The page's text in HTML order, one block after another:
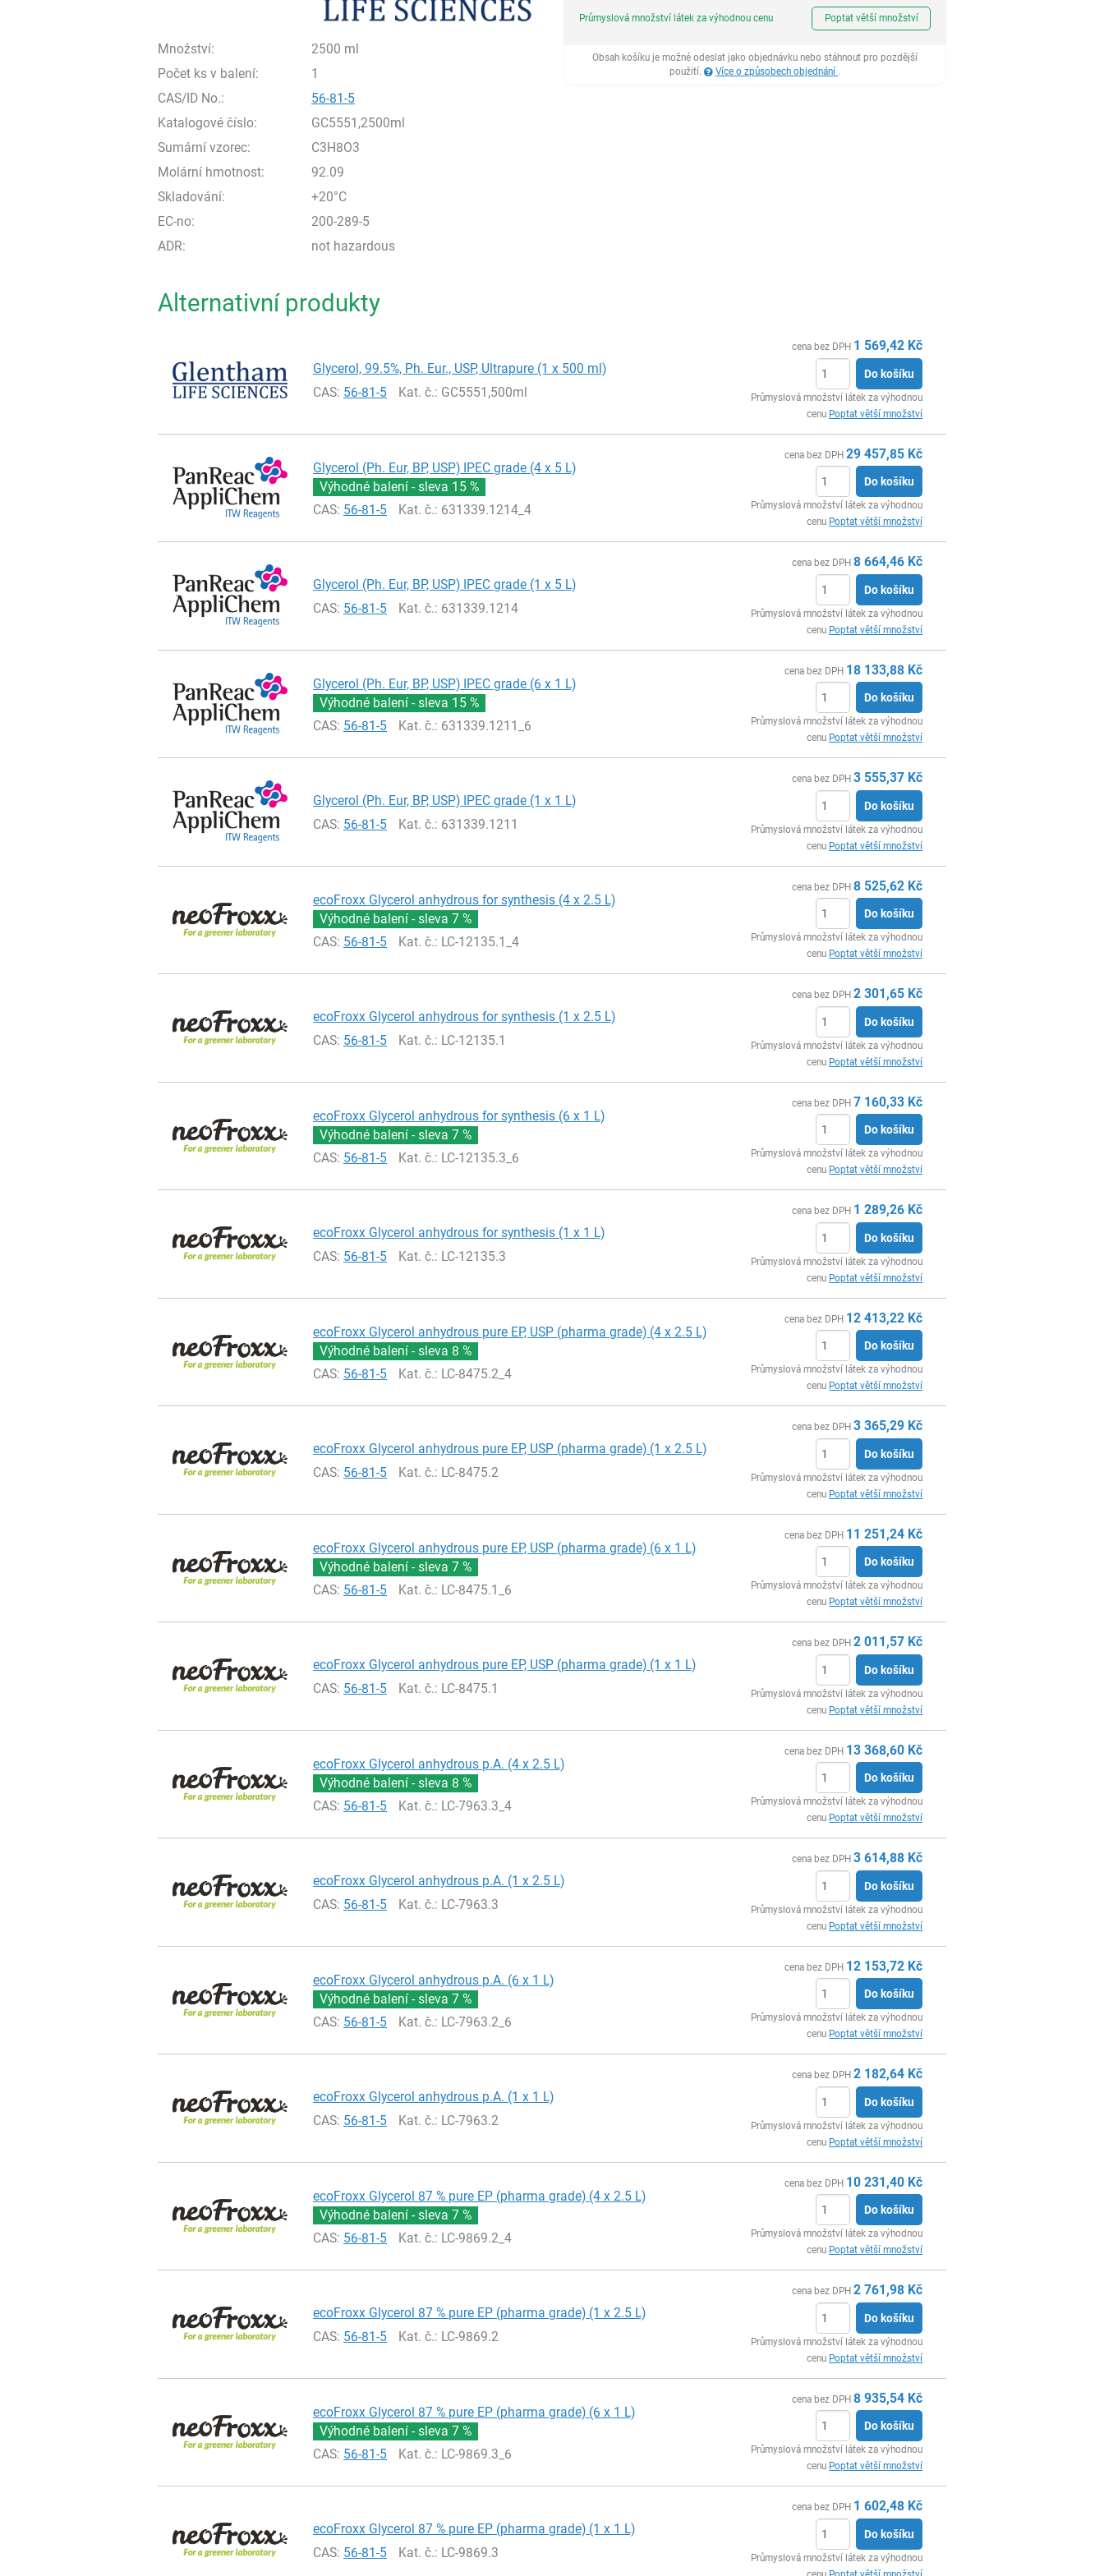
Množství:
2500 ml
Počet ks v balení:
1
CAS/ID No.:
56-81-5
Katalogové číslo:
GC5551,2500ml
Sumární vzorec:
C3H8O3
Molární hmotnost:
92.09
Skladování:
+20°C
EC-no:
200-289-5
ADR:
not hazardous
Průmyslová množství látek za výhodnou cenu Poptat větší množství
Obsah košíku je možné odeslat jako objednávku nebo stáhnout pro pozdější
použití.
Více o způsobech objednání .
Alternativní produkty
Glycerol, 99.5%, Ph. Eur., USP, Ultrapure (1 x 500 ml)
CAS: 56-81-5 Kat. č.: GC5551,500ml
cena bez DPH 1 569,42 Kč
Do košíku
Průmyslová množství látek za výhodnou
cenu Poptat větší množství
Glycerol (Ph. Eur, BP, USP) IPEC grade (4 x 5 L)
Výhodné balení - sleva 15 %
CAS: 56-81-5 Kat. č.: 631339.1214_4
cena bez DPH 29 457,85 Kč
Do košíku
Průmyslová množství látek za výhodnou
cenu Poptat větší množství
Glycerol (Ph. Eur, BP, USP) IPEC grade (1 x 5 L)
CAS: 56-81-5 Kat. č.: 631339.1214
cena bez DPH 8 664,46 Kč
Do košíku
Průmyslová množství látek za výhodnou
cenu Poptat větší množství
Glycerol (Ph. Eur, BP, USP) IPEC grade (6 x 1 L)
Výhodné balení - sleva 15 %
CAS: 56-81-5 Kat. č.: 631339.1211_6
cena bez DPH 18 133,88 Kč
Do košíku
Průmyslová množství látek za výhodnou
cenu Poptat větší množství
Glycerol (Ph. Eur, BP, USP) IPEC grade (1 x 1 L)
CAS: 56-81-5 Kat. č.: 631339.1211
cena bez DPH 3 555,37 Kč
Do košíku
Průmyslová množství látek za výhodnou
cenu Poptat větší množství
ecoFroxx Glycerol anhydrous for synthesis (4 x 2.5 L)
Výhodné balení - sleva7 %
CAS: 56-81-5 Kat. č.: LC-12135.1_4
cena bez DPH 8 525,62 Kč
Do košíku
Průmyslová množství látek za výhodnou
cenu Poptat větší množství
ecoFroxx Glycerol anhydrous for synthesis (1 x 2.5 L)
CAS: 56-81-5 Kat. č.: LC-12135.1
cena bez DPH 2 301,65 Kč
Do košíku
Průmyslová množství látek za výhodnou
cenu Poptat větší množství
ecoFroxx Glycerol anhydrous for synthesis (6 x 1 L)
Výhodné balení - sleva7 %
CAS: 56-81-5 Kat. č.: LC-12135.3_6
cena bez DPH 7 160,33 Kč
Do košíku
Průmyslová množství látek za výhodnou
cenu Poptat větší množství
ecoFroxx Glycerol anhydrous for synthesis (1 x 1 L)
CAS: 56-81-5 Kat. č.: LC-12135.3
cena bez DPH 1 289,26 Kč
Do košíku
Průmyslová množství látek za výhodnou
cenu Poptat větší množství
ecoFroxx Glycerol anhydrous pure EP, USP (pharma grade) (4 x 2.5 L)
Výhodné balení - sleva 8 %
CAS: 56-81-5 Kat. č.: LC-8475.2_4
cena bez DPH 12 413,22 Kč
Do košíku
Průmyslová množství látek za výhodnou
cenu Poptat větší množství
ecoFroxx Glycerol anhydrous pure EP, USP (pharma grade) (1 x 2.5 L)
CAS: 56-81-5 Kat. č.: LC-8475.2
cena bez DPH 3 365,29 Kč
Do košíku
Průmyslová množství látek za výhodnou
cenu Poptat větší množství
ecoFroxx Glycerol anhydrous pure EP, USP (pharma grade) (6 x 1 L)
Výhodné balení - sleva7 %
CAS: 56-81-5 Kat. č.: LC-8475.1_6
cena bez DPH 11 251,24 Kč
Do košíku
Průmyslová množství látek za výhodnou
cenu Poptat větší množství
ecoFroxx Glycerol anhydrous pure EP, USP (pharma grade) (1 x 1 L)
CAS: 56-81-5 Kat. č.: LC-8475.1
cena bez DPH 2 011,57 Kč
Do košíku
Průmyslová množství látek za výhodnou
cenu Poptat větší množství
ecoFroxx Glycerol anhydrous p.A. (4 x 2.5 L)
Výhodné balení - sleva 8 %
CAS: 56-81-5 Kat. č.: LC-7963.3_4
cena bez DPH 13 368,60 Kč
Do košíku
Průmyslová množství látek za výhodnou
cenu Poptat větší množství
ecoFroxx Glycerol anhydrous p.A. (1 x 2.5 L)
CAS: 56-81-5 Kat. č.: LC-7963.3
cena bez DPH 3 614,88 Kč
Do košíku
Průmyslová množství látek za výhodnou
cenu Poptat větší množství
ecoFroxx Glycerol anhydrous p.A. (6 x 1 L)
Výhodné balení - sleva7 %
CAS: 56-81-5 Kat. č.: LC-7963.2_6
cena bez DPH 12 153,72 Kč
Do košíku
Průmyslová množství látek za výhodnou
cenu Poptat větší množství
ecoFroxx Glycerol anhydrous p.A. (1 x 1 L)
CAS: 56-81-5 Kat. č.: LC-7963.2
cena bez DPH 2 182,64 Kč
Do košíku
Průmyslová množství látek za výhodnou
cenu Poptat větší množství
ecoFroxx Glycerol 87 % pure EP (pharma grade) (4 x 2.5 L)
Výhodné balení - sleva7 %
CAS: 56-81-5 Kat. č.: LC-9869.2_4
cena bez DPH 10 231,40 Kč
Do košíku
Průmyslová množství látek za výhodnou
cenu Poptat větší množství
ecoFroxx Glycerol 87 % pure EP (pharma grade) (1 x 2.5 L)
CAS: 56-81-5 Kat. č.: LC-9869.2
cena bez DPH 2 761,98 Kč
Do košíku
Průmyslová množství látek za výhodnou
cenu Poptat větší množství
ecoFroxx Glycerol 87 % pure EP (pharma grade) (6 x 1 L)
Výhodné balení - sleva7 %
CAS: 56-81-5 Kat. č.: LC-9869.3_6
cena bez DPH 8 935,54 Kč
Do košíku
Průmyslová množství látek za výhodnou
cenu Poptat větší množství
ecoFroxx Glycerol 87 % pure EP (pharma grade) (1 x 1 L)
CAS: 56-81-5 Kat. č.: LC-9869.3
cena bez DPH 1 602,48 Kč
Do košíku
Průmyslová množství látek za výhodnou